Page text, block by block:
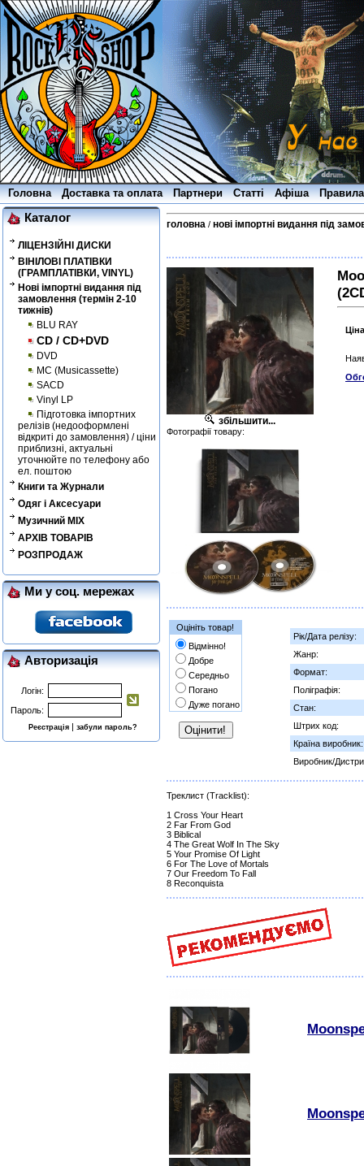
Головна Доставка та оплата Партнери Статті Афіша
Каталог
ЛІЦЕНЗІЙНІ ДИСКИ
ВІНІЛОВІ ПЛАТІВКИ
(ГРАМПЛАТІВКИ, VINYL)
Нові імпортні видання під
замовлення (термін 2-10
тижнів)
BLU RAY
CD / CD+DVD
DVD
MC (Musicassette)
SACD
Vinyl LP
Підготовка імпортних
релізів (недооформлені
відкриті до замовлення) / ціни
приблизні, актуальні
уточнюйте по телефону або
ел. поштою
Книги та Журнали
Одяг і Аксесуари
Музичний MIX
АРХІВ ТОВАРІВ
РОЗПРОДАЖ
Ми у соц. мережах
Авторизація
Логін:
Пароль:
Реєстрація |забули пароль?
головна / нові імпортні видання під
збільшити...
Фотографії товару:
Оцініть товар!
Відмінно!
Добре
Середньо
Погано
Дуже погано
Рік/Дата релізу:
Жанр:
Формат:
Поліграфія:
Стан:
Штрих код:
Країна виробник:
Виробник/
Треклист (Tracklist):
1 Cross Your Heart
2 Far From God
3 Biblical
4 The Great Wolf In The Sky
5 Your Promise Of Light
6 For The Love of Mortals
7 Our Freedom To Fall
8 Reconquista